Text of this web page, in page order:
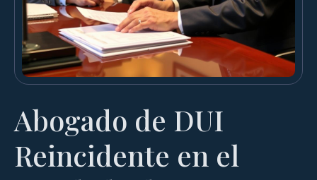
Abogado de DUI
Reincidente en el